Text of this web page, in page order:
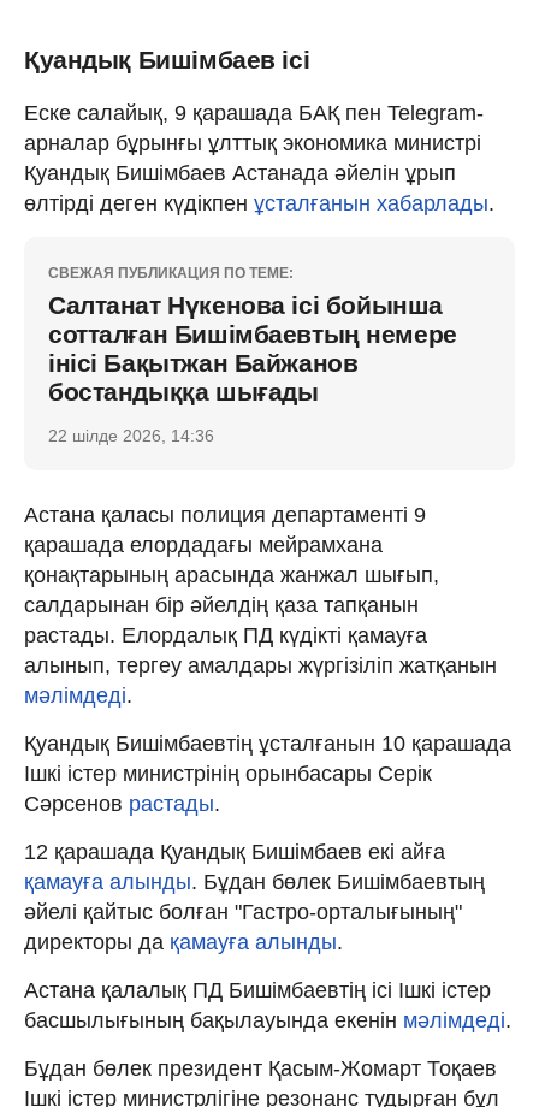
Қуандық Бишімбаев ісі
Еске салайық, 9 қарашада БАҚ пен Telegram-
арналар бұрынғы ұлттық экономика министрі
Қуандық Бишімбаев Астанада әйелін ұрып
өлтірді деген күдікпен ұсталғанын хабарлады.
СВЕЖАЯ ПУБЛИКАЦИЯ ПО ТЕМЕ:
Салтанат Нүкенова ісі бойынша
сотталған Бишімбаевтың немере
інісі Бақытжан Байжанов
бостандыққа шығады
22 шілде 2026, 14:36
Астана қаласы полиция департаменті 9
қарашада елордадағы мейрамхана
қонақтарының арасында жанжал шығып,
салдарынан бір әйелдің қаза тапқанын
растады. Елордалық ПД күдікті қамауға
алынып, тергеу амалдары жүргізіліп жатқанын
мәлімдеді.
Қуандық Бишімбаевтің ұсталғанын 10 қарашада
Ішкі істер министрінің орынбасары Серік
Сәрсенов растады.
12 қарашада Қуандық Бишімбаев екі айға
қамауға алынды. Бұдан бөлек Бишімбаевтың
әйелі қайтыс болған "Гастро-орталығының"
директоры да қамауға алынды.
Астана қалалық ПД Бишімбаевтің ісі Ішкі істер
басшылығының бақылауында екенін мәлімдеді.
Бұдан бөлек президент Қасым-Жомарт Тоқаев
Ішкі істер министрлігіне резонанс тудырған бұл